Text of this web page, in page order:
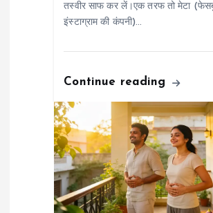
तस्वीर साफ कर लें।एक तरफ तो मेटा
इंस्टाग्राम की कंपनी)…
Continue reading